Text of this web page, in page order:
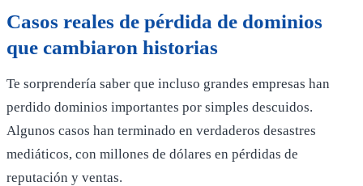
Casos reales de pérdida de dominios
que cambiaron historias
Te sorprendería saber que incluso grandes empresas han
perdido dominios importantes por simples descuidos.
Algunos casos han terminado en verdaderos desastres
mediáticos, con millones de dólares en pérdidas de
reputación y ventas.